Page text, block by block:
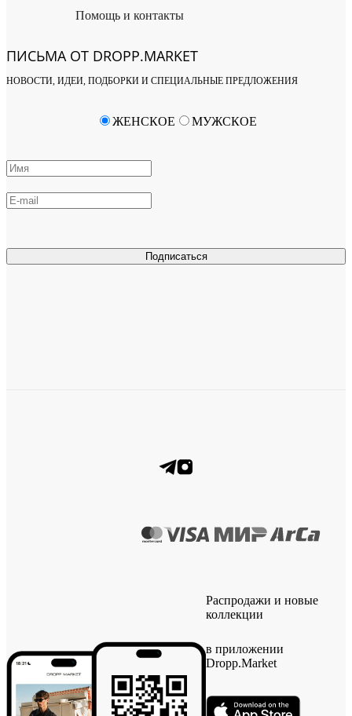
Помощь и контакты
ПИСЬМА ОТ DROPP.MARKET
НОВОСТИ, ИДЕИ, ПОДБОРКИ И СПЕЦИАЛЬНЫЕ ПРЕДЛОЖЕНИЯ
Подписаться
ЖЕНСКОЕ МУЖСКОЕ
Распродажи и новые
коллекции
в приложении
Dropp.Market